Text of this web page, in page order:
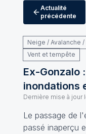
Actualité
précédente
Neige / Avalanche
Vent et tempête
Ex-Gonzalo
inondations
Dernière mise à jour
Le passage de
passé inaperçu